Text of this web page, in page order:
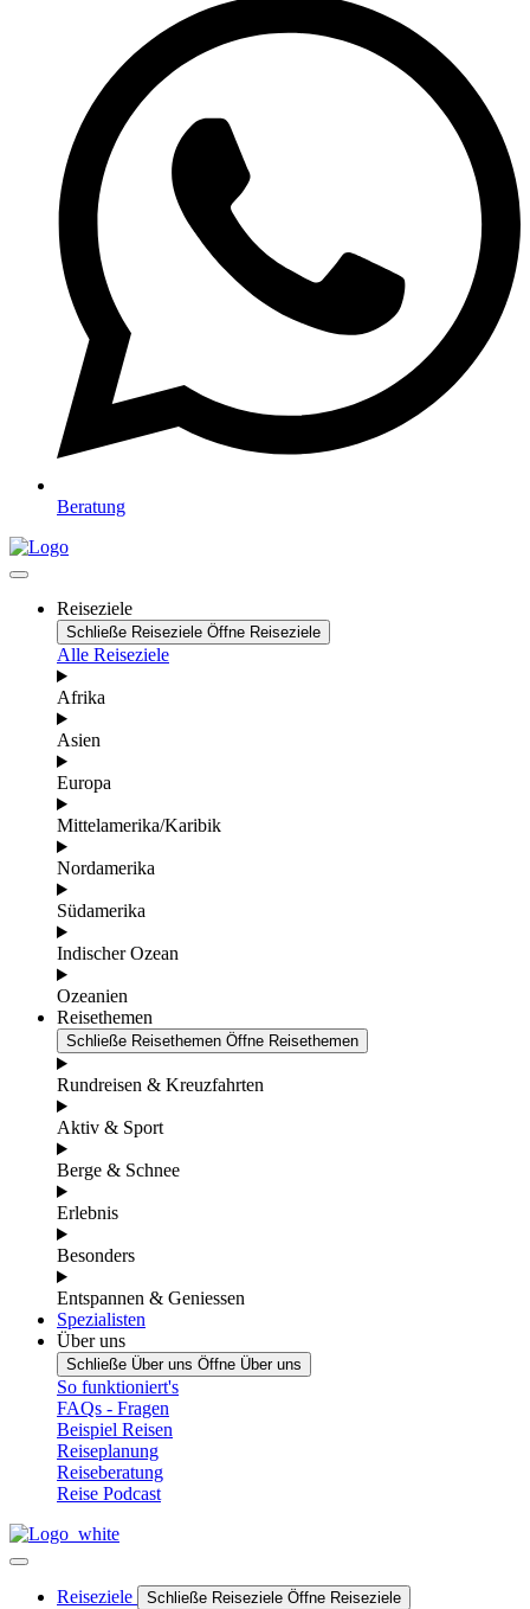
Beratung
Reiseziele
Schließe Reiseziele Öffne Reiseziele
Alle Reiseziele
Afrika
Asien
Europa
Mittelamerika/Karibik
Nordamerika
Südamerika
Indischer Ozean
Ozeanien
Reisethemen
Schließe Reisethemen Öffne Reisethemen
Rundreisen & Kreuzfahrten
Aktiv & Sport
Berge & Schnee
Erlebnis
Besonders
Entspannen & Geniessen
Spezialisten
Über uns
Schließe Über uns Öffne Über uns
So funktioniert's
FAQs - Fragen
Beispiel Reisen
Reiseplanung
Reiseberatung
Reise Podcast
Reiseziele Schließe Reiseziele Öffne Reiseziele